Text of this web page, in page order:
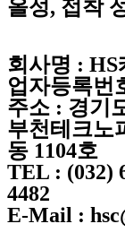
올성, 접착
회사명 :
업자등록번
주소 : 경기
부천테크노
동 1104호
TEL : (032)
4482
E-Mail :